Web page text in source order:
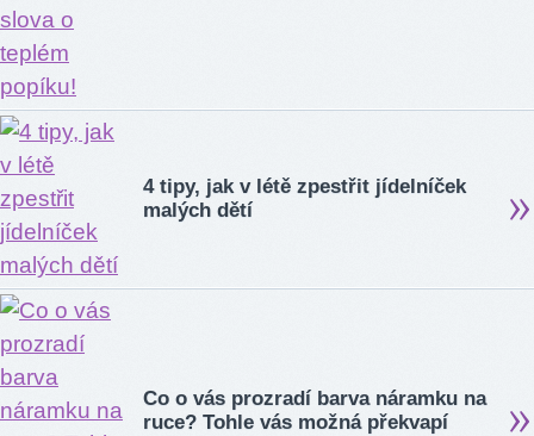
4 tipy, jak v létě zpestřit jídelníček
malých dětí
Co o vás prozradí barva náramku na
ruce? Tohle vás možná překvapí